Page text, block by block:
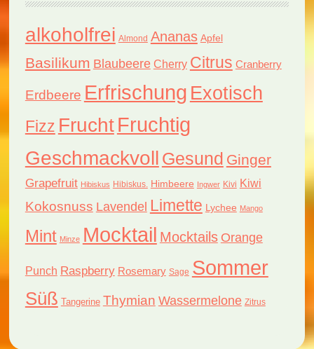
alkoholfrei Almond Ananas Apfel
Basilikum Blaubeere Cherry Citrus Cranberry
Erdbeere Erfrischung Exotisch
Fizz FruchtFruchtig
Geschmackvoll Gesund Ginger
Grapefruit Hibiskus Hibiskus. Himbeere Ingwer Kivi Kiwi
Kokosnuss Lavendel Limette Lychee Mango
Mint Minze Mocktail Mocktails Orange
Punch Raspberry Rosemary Sage Sommer
Süß Tangerine Thymian Wassermelone Zitrus